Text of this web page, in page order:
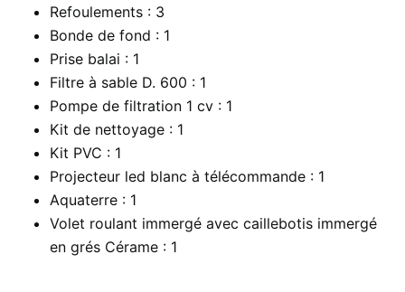
Refoulements : 3
Bonde de fond : 1
Prise balai : 1
Filtre à sable D. 600 : 1
Pompe de filtration 1 cv : 1
Kit de nettoyage : 1
Kit PVC : 1
Projecteur led blanc à télécommande : 1
Aquaterre : 1
Volet roulant immergé avec caillebotis immergé
en grés Cérame : 1